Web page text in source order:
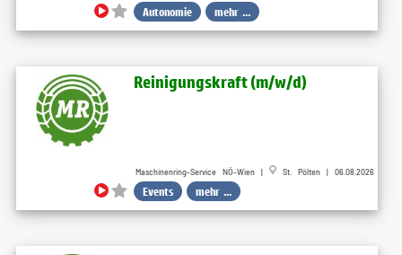
Autonomie mehr ...
Reinigungskraft (m​/w​/d)
Maschinenring-Service NÖ-Wien | St. Pölten | 06.08.2026
Events mehr ...